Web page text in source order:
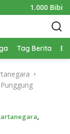
1.000 Bibit
Tag Berita
,